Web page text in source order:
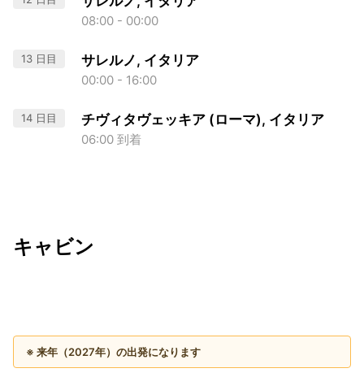
08:00 - 00:00
13 日目 サレルノ, イタリア
00:00 - 16:00
14 日目 チヴィタヴェッキア (ローマ), イタリア
06:00 到着
キャビン
※ 来年（2027年）の出発になります